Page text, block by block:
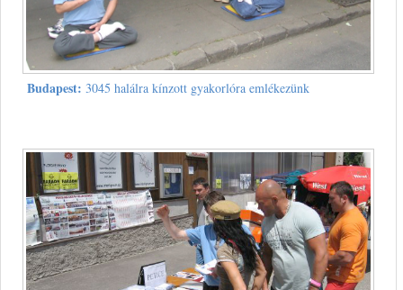
Budapest: 3045 halálra kínzott gyakorlóra emlékezünk